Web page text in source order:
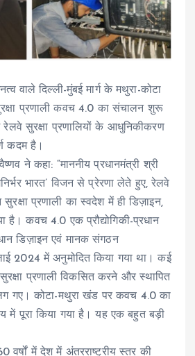
वाले दिल्ली-मुंबई मार्ग के मथुरा-कोटा
प्रणाली कवच 4.0 का संचालन शुरू
सुरक्षा प्रणालियों के आधुनिकीकरण
कदम है।
ने कहा: “माननीय प्रधानमंत्री श्री
भारत’ विजन से प्रेरणा लेते हुए, रेलवे
प्रणाली का स्वदेश में ही डिज़ाइन,
है। कवच 4.0 एक प्रौद्योगिकी-प्रधान
डिज़ाइन एवं मानक संगठन
2024 में अनुमोदित किया गया था। कई
प्रणाली विकसित करने और स्थापित
गए। कोटा-मथुरा खंड पर कवच 4.0 का
में पूरा किया गया है। यह एक बहुत बड़ी
वर्षों में देश में अंतरराष्ट्रीय स्तर की